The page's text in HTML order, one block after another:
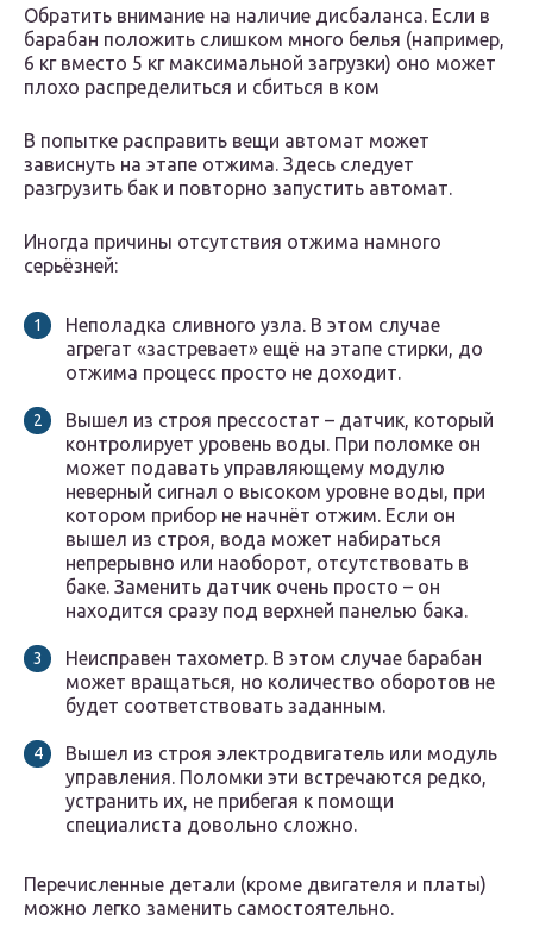
Обратить внимание на наличие дисбаланса. Если в
барабан положить слишком много белья (например,
6 кг вместо 5 кг максимальной загрузки) оно может
плохо распределиться и сбиться в ком
В попытке расправить вещи автомат может
зависнуть на этапе отжима. Здесь следует
разгрузить бак и повторно запустить автомат.
Иногда причины отсутствия отжима намного
серьёзней:
Неполадка сливного узла. В этом случае
агрегат «застревает» ещё на этапе стирки, до
отжима процесс просто не доходит.
Вышел из строя прессостат – датчик, который
контролирует уровень воды. При поломке он
может подавать управляющему модулю
неверный сигнал о высоком уровне воды, при
котором прибор не начнёт отжим. Если он
вышел из строя, вода может набираться
непрерывно или наоборот, отсутствовать в
баке. Заменить датчик очень просто – он
находится сразу под верхней панелью бака.
Неисправен тахометр. В этом случае барабан
может вращаться, но количество оборотов не
будет соответствовать заданным.
Вышел из строя электродвигатель или модуль
управления. Поломки эти встречаются редко,
устранить их, не прибегая к помощи
специалиста довольно сложно.
Перечисленные детали (кроме двигателя и платы)
можно легко заменить самостоятельно.